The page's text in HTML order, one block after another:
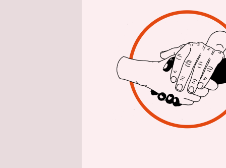
Meuthen
Damit
die
des
der